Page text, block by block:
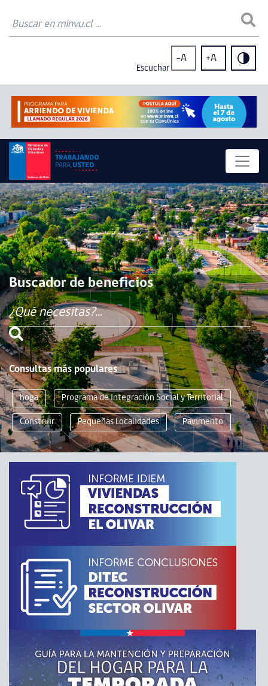
Escuchar
-A +A
Buscador de beneficios
Consultas más populares
hoga Programa de Integración Social y Territorial
Construir Pequeñas Localidades Pavimento